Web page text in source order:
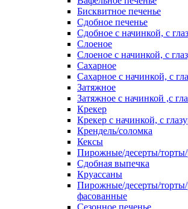
Бисквитное печенье
Сдобное печенье
Сдобное с начинкой, с
Слоеное
Слоеное с начинкой, с
Сахарное
Сахарное с начинкой, с
Затяжное
Затяжное с начинкой ,с
Крекер
Крекер с начинкой, с
Крендель/соломка
Кексы
Пирожные/десерты/торты/
Сдобная выпечка
Круассаны
Пирожные/десерты/
фасованные
Сезонное печенье